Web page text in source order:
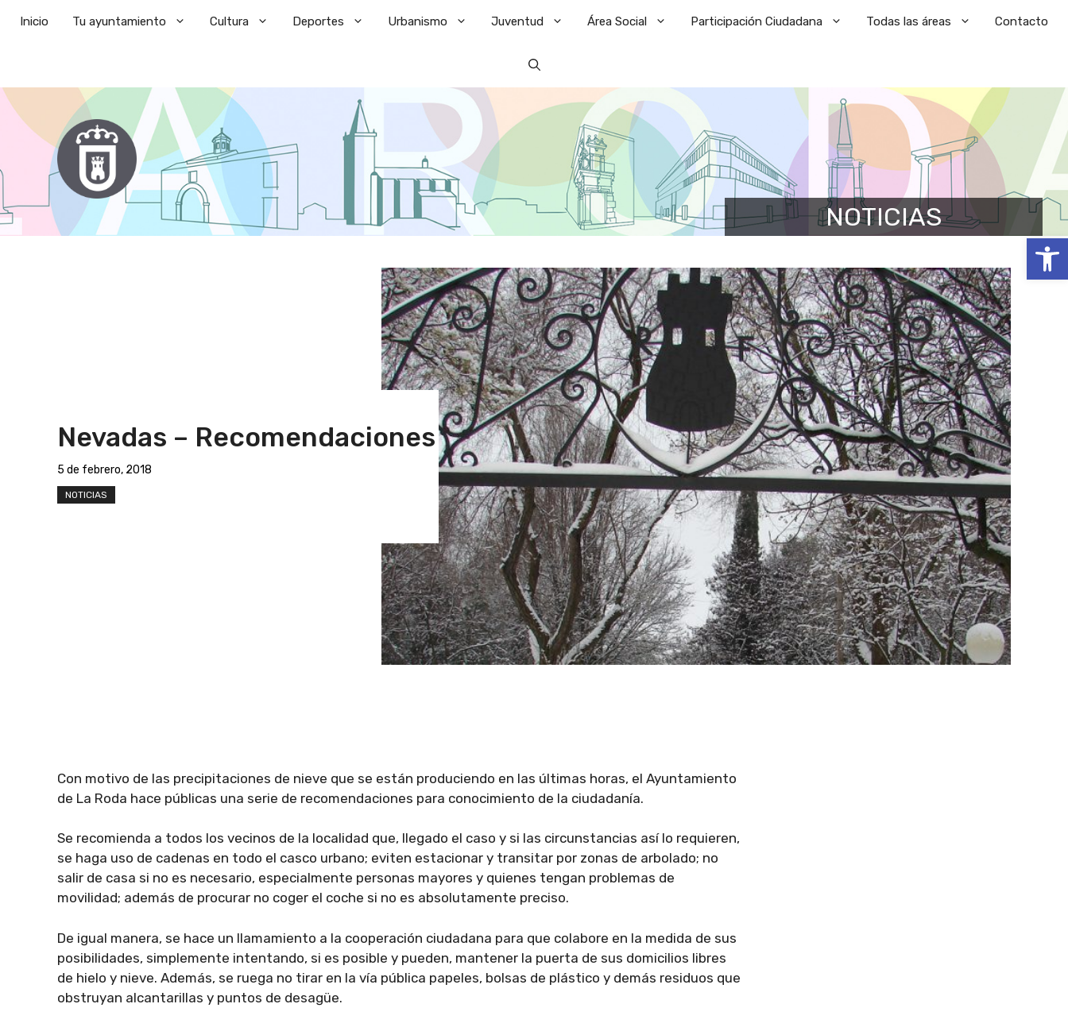
Abrir
Inicio Tu ayuntamiento Cultura Deportes Urbanismo Juventud Área Social Participación Ciudadana Todas las áreas Contacto
NOTICIAS
Nevadas – Recomendaciones
5 de febrero, 2018
NOTICIAS
Con motivo de las precipitaciones de nieve que se están produciendo en las últimas horas, el Ayuntamiento
de La Roda hace públicas una serie de recomendaciones para conocimiento de la ciudadanía.
Se recomienda a todos los vecinos de la localidad que, llegado el caso y si las circunstancias así lo requieren,
se haga uso de cadenas en todo el casco urbano; eviten estacionar y transitar por zonas de arbolado; no
salir de casa si no es necesario, especialmente personas mayores y quienes tengan problemas de
movilidad; además de procurar no coger el coche si no es absolutamente preciso.
De igual manera, se hace un llamamiento a la cooperación ciudadana para que colabore en la medida de sus
posibilidades, simplemente intentando, si es posible y pueden, mantener la puerta de sus domicilios libres
de hielo y nieve. Además, se ruega no tirar en la vía pública papeles, bolsas de plástico y demás residuos que
obstruyan alcantarillas y puntos de desagüe.